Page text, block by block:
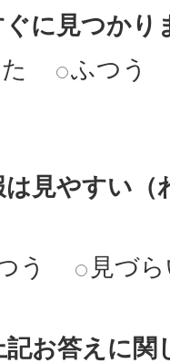
に見つかり
ふつう
見やすい
う 見づ
お答えに関